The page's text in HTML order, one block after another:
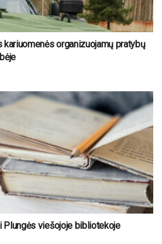
kariuomenės organizuojamų pratybų
Plungės viešojoje bibliotekoje